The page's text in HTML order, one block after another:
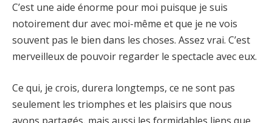
C’est une aide énorme pour moi puisque je suis
notoirement dur avec moi-même et que je ne vois
souvent pas le bien dans les choses. Assez vrai. C’est
merveilleux de pouvoir regarder le spectacle avec eux.
Ce qui, je crois, durera longtemps, ce ne sont pas
seulement les triomphes et les plaisirs que nous